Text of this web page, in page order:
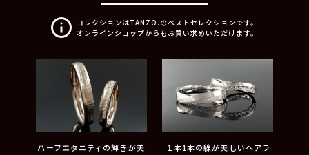
コレクションはTANZO.のベストセレクションです。
オンラインショップからもお買い求めいただけます。
ハーフエタニティの輝きが美
１本1本の線が美しいヘアラ